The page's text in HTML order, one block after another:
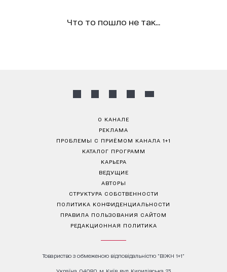
Что то пошло не так...
О КАНАЛЕ
РЕКЛАМА
ПРОБЛЕМЫ С ПРИЁМОМ КАНАЛА 1+1
КАТАЛОГ ПРОГРАММ
КАРЬЕРА
ВЕДУЩИЕ
АВТОРЫ
СТРУКТУРА СОБСТВЕННОСТИ
ПОЛИТИКА КОНФИДЕНЦИАЛЬНОСТИ
ПРАВИЛА ПОЛЬЗОВАНИЯ САЙТОМ
РЕДАКЦИОННАЯ ПОЛИТИКА
Товариство з обмеженою відповідальністю "ВІЖН 1+1"
Україна, 04080, м. Київ, вул. Кирилівська, 23